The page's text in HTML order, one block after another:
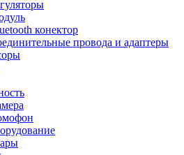
конектор
провода и адаптеры